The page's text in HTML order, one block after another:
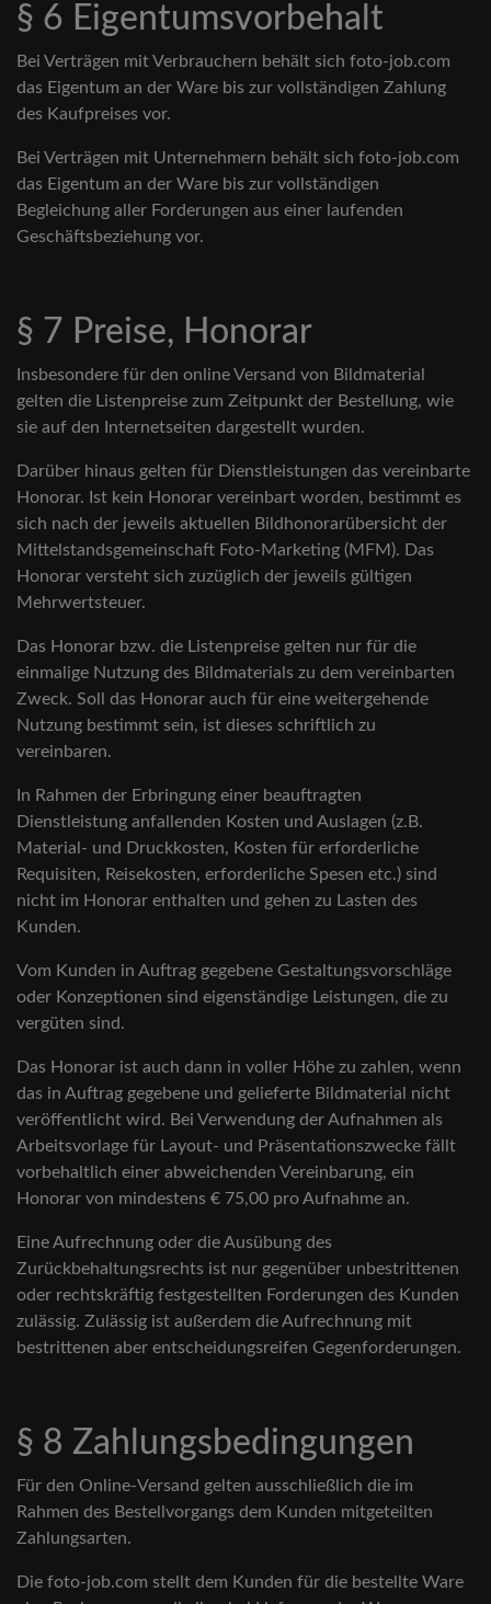
§ 6 Eigentumsvorbehalt
Bei Verträgen mit Verbrauchern behält sich foto-job.com
das Eigentum an der Ware bis zur vollständigen Zahlung
des Kaufpreises vor.
Bei Verträgen mit Unternehmern behält sich foto-job.com
das Eigentum an der Ware bis zur vollständigen
Begleichung aller Forderungen aus einer laufenden
Geschäftsbeziehung vor.
§ 7 Preise, Honorar
Insbesondere für den online Versand von Bildmaterial
gelten die Listenpreise zum Zeitpunkt der Bestellung, wie
sie auf den Internetseiten dargestellt wurden.
Darüber hinaus gelten für Dienstleistungen das vereinbarte
Honorar. Ist kein Honorar vereinbart worden, bestimmt es
sich nach der jeweils aktuellen Bildhonorarübersicht der
Mittelstandsgemeinschaft Foto-Marketing (MFM). Das
Honorar versteht sich zuzüglich der jeweils gültigen
Mehrwertsteuer.
Das Honorar bzw. die Listenpreise gelten nur für die
einmalige Nutzung des Bildmaterials zu dem vereinbarten
Zweck. Soll das Honorar auch für eine weitergehende
Nutzung bestimmt sein, ist dieses schriftlich zu
vereinbaren.
In Rahmen der Erbringung einer beauftragten
Dienstleistung anfallenden Kosten und Auslagen (z.B.
Material- und Druckkosten, Kosten für erforderliche
Requisiten, Reisekosten, erforderliche Spesen etc.) sind
nicht im Honorar enthalten und gehen zu Lasten des
Kunden.
Vom Kunden in Auftrag gegebene Gestaltungsvorschläge
oder Konzeptionen sind eigenständige Leistungen, die zu
vergüten sind.
Das Honorar ist auch dann in voller Höhe zu zahlen, wenn
das in Auftrag gegebene und gelieferte Bildmaterial nicht
veröffentlicht wird. Bei Verwendung der Aufnahmen als
Arbeitsvorlage für Layout- und Präsentationszwecke fällt
vorbehaltlich einer abweichenden Vereinbarung, ein
Honorar von mindestens € 75,00 pro Aufnahme an.
Eine Aufrechnung oder die Ausübung des
Zurückbehaltungsrechts ist nur gegenüber unbestrittenen
oder rechtskräftig festgestellten Forderungen des Kunden
zulässig. Zulässig ist außerdem die Aufrechnung mit
bestrittenen aber entscheidungsreifen Gegenforderungen.
§ 8 Zahlungsbedingungen
Für den Online-Versand gelten ausschließlich die im
Rahmen des Bestellvorgangs dem Kunden mitgeteilten
Zahlungsarten.
Die foto-job.com stellt dem Kunden für die bestellte Ware